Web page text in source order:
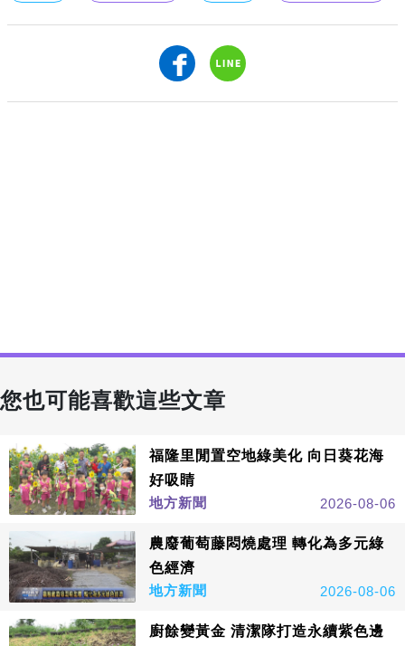
您也可能喜歡這些文章
福隆里閒置空地綠美化 向日葵花海
好吸睛
地方新聞
2026-08-06
農廢葡萄藤悶燒處理 轉化為多元綠
色經濟
地方新聞
2026-08-06
廚餘變黃金 清潔隊打造永續紫色邊